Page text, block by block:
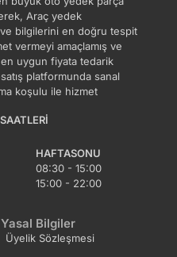
Araç yedek
ve bilgilerini en doğru tespit
vermeyi amaçlamış ve
uygun fiyata tedarik
platformunda sanal
koşulu ile hizmet
HAFTASONU
08:30 - 15:00
15:00 - 22:00
Yasal Bilgiler
Üyelik Sözleşmesi